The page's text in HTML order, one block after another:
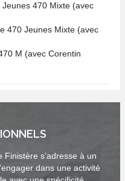
Jeunes 470 Mixte (avec
470 Jeunes Mixte (avec
M (avec Corentin
s’adresse à un
dans une activité